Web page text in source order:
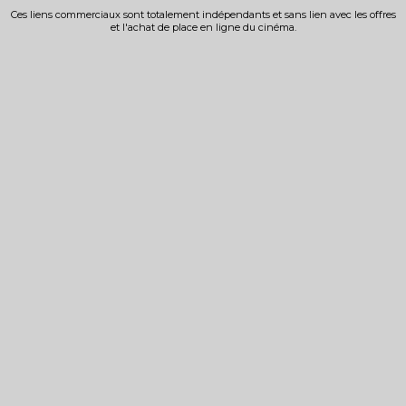
Ces liens commerciaux sont totalement indépendants et sans lien avec les offres
et l'achat de place en ligne du cinéma.